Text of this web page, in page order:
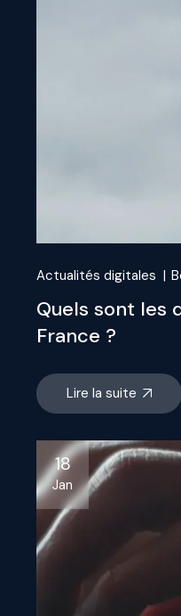
Actualités digitales
Quels sont les
France ?
Lire la suite
18
Jan